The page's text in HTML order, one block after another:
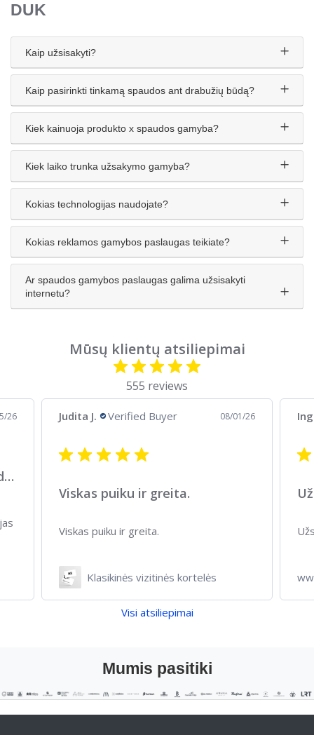
DUK
Kaip užsisakyti?
Kaip pasirinkti tinkamą spaudos ant drabužių būdą?
Kiek kainuoja produkto x spaudos gamyba?
Kiek laiko trunka užsakymo gamyba?
Kokias technologijas naudojate?
Kokias reklamos gamybos paslaugas teikiate?
Ar spaudos gamybos paslaugas galima užsisakyti
internetu?
Mūsų klientų atsiliepimai
555 reviews
26
Greitai ir kokybiškai atliktas darbas
Judita J. Verified Buyer 08/01/26
Viskas puiku ir greita.
Viskas puiku ir greita.
Klasikinės vizitinės kortelės
Visi atsiliepimai
Mumis pasitiki